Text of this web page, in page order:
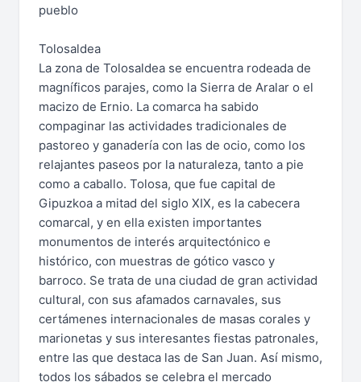
pueblo
Tolosaldea
La zona de Tolosaldea se encuentra rodeada de
magníficos parajes, como la Sierra de Aralar o el
macizo de Ernio. La comarca ha sabido
compaginar las actividades tradicionales de
pastoreo y ganadería con las de ocio, como los
relajantes paseos por la naturaleza, tanto a pie
como a caballo. Tolosa, que fue capital de
Gipuzkoa a mitad del siglo XIX, es la cabecera
comarcal, y en ella existen importantes
monumentos de interés arquitectónico e
histórico, con muestras de gótico vasco y
barroco. Se trata de una ciudad de gran actividad
cultural, con sus afamados carnavales, sus
certámenes internacionales de masas corales y
marionetas y sus interesantes fiestas patronales,
entre las que destaca las de San Juan. Así mismo,
todos los sábados se celebra el mercado